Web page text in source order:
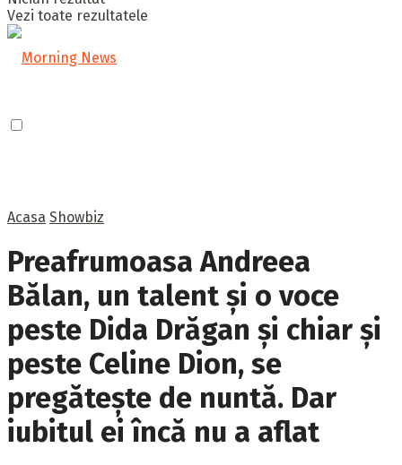
Vezi toate rezultatele
Acasa Showbiz
Preafrumoasa Andreea
Bălan, un talent și o voce
peste Dida Drăgan și chiar și
peste Celine Dion, se
pregătește de nuntă. Dar
iubitul ei încă nu a aflat